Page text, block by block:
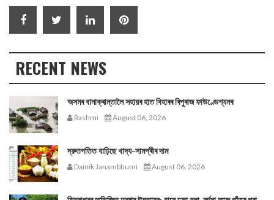
RECENT NEWS
অসমৰ বানাক্ৰান্তালৈ সহায়ৰ হাত বিহাৰৰ ৰিপুৰাজ ফাউণ্ডেশ্যনৰ
Rashmi August 06, 2026
দ্রুতগতিত বাঢ়িছে খাদ্য-সামগ্ৰীৰ দাম
Dainik Janambhumi August 06, 2026